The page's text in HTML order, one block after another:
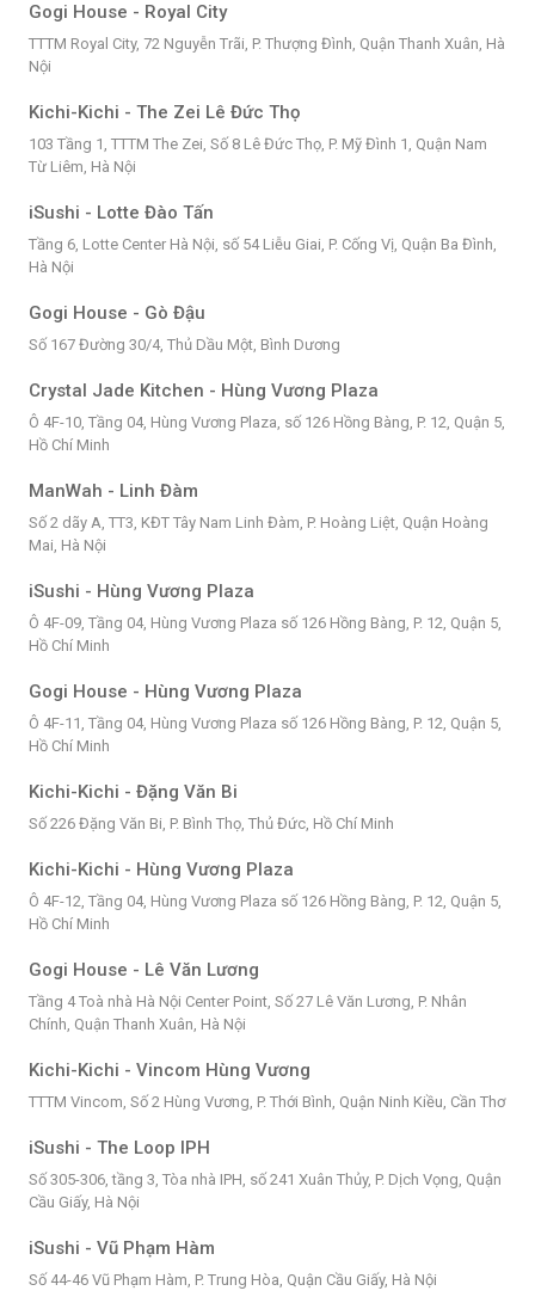
Gogi House - Royal City
TTTM Royal City, 72 Nguyễn Trãi, P. Thượng Đình, Quận Thanh Xuân, Hà
Nội
Kichi-Kichi - The Zei Lê Đức Thọ
103 Tầng 1, TTTM The Zei, Số 8 Lê Đức Thọ, P. Mỹ Đình 1, Quận Nam
Từ Liêm, Hà Nội
iSushi - Lotte Đào Tấn
Tầng 6, Lotte Center Hà Nội, số 54 Liễu Giai, P. Cống Vị, Quận Ba Đình,
Hà Nội
Gogi House - Gò Đậu
Số 167 Đường 30/4, Thủ Dầu Một, Bình Dương
Crystal Jade Kitchen - Hùng Vương Plaza
Ô 4F-10, Tầng 04, Hùng Vương Plaza, số 126 Hồng Bàng, P. 12, Quận 5,
Hồ Chí Minh
ManWah - Linh Đàm
Số 2 dãy A, TT3, KĐT Tây Nam Linh Đàm, P. Hoàng Liệt, Quận Hoàng
Mai, Hà Nội
iSushi - Hùng Vương Plaza
Ô 4F-09, Tầng 04, Hùng Vương Plaza số 126 Hồng Bàng, P. 12, Quận 5,
Hồ Chí Minh
Gogi House - Hùng Vương Plaza
Ô 4F-11, Tầng 04, Hùng Vương Plaza số 126 Hồng Bàng, P. 12, Quận 5,
Hồ Chí Minh
Kichi-Kichi - Đặng Văn Bi
Số 226 Đặng Văn Bi, P. Bình Thọ, Thủ Đức, Hồ Chí Minh
Kichi-Kichi - Hùng Vương Plaza
Ô 4F-12, Tầng 04, Hùng Vương Plaza số 126 Hồng Bàng, P. 12, Quận 5,
Hồ Chí Minh
Gogi House - Lê Văn Lương
Tầng 4 Toà nhà Hà Nội Center Point, Số 27 Lê Văn Lương, P. Nhân
Chính, Quận Thanh Xuân, Hà Nội
Kichi-Kichi - Vincom Hùng Vương
TTTM Vincom, Số 2 Hùng Vương, P. Thới Bình, Quận Ninh Kiều, Cần Thơ
iSushi - The Loop IPH
Số 305-306, tầng 3, Tòa nhà IPH, số 241 Xuân Thủy, P. Dịch Vọng, Quận
Cầu Giấy, Hà Nội
iSushi - Vũ Phạm Hàm
Số 44-46 Vũ Phạm Hàm, P. Trung Hòa, Quận Cầu Giấy, Hà Nội